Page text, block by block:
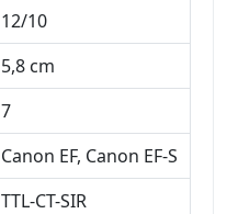
12/10
5,8 cm
7
Canon EF, Canon EF-S
TTL-CT-SIR